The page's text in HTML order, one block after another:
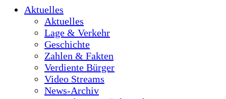
Aktuelles
Aktuelles
Lage & Verkehr
Geschichte
Zahlen & Fakten
Verdiente Bürger
Video Streams
News-Archiv